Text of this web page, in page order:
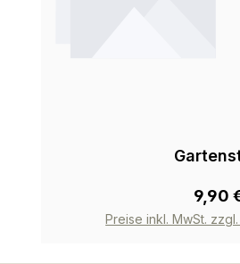
9,90
Preise inkl. MwSt.